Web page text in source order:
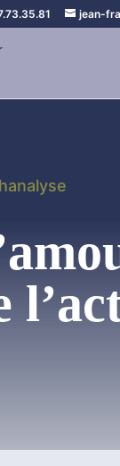
jean-